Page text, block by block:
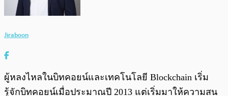
Jiraboon
ผู้หลงไหลในบิทคอยน์และเทคโนโลยี Blockchain เริ่ม
รู้จักบิทคอยน์เมื่อประมาณปี 2013 แต่เริ่มมาให้ความสน